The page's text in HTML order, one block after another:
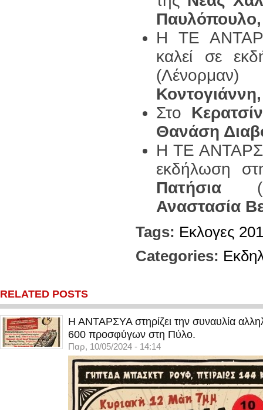
Η ΤΕ
καλεί σε
Στο
Θανάση
Η ΤΕ
εκδήλωση
Πατήσια
Αναστασία
Tags: Εκλογες
Categories:
RELATED POSTS
Η ΑΝΤΑΡΣΥΑ στηρίζει την συναυλία
600 προσφύγων στη Πύλο.
Παρ, 10/05/2024 - 14:14